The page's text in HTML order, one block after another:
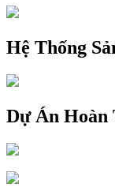
Hệ Thống
Dự Án Hoàn